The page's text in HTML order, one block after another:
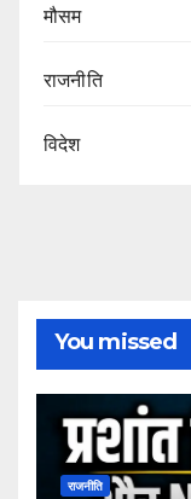
मौसम
राजनीति
विदेश
You missed
राजनीति